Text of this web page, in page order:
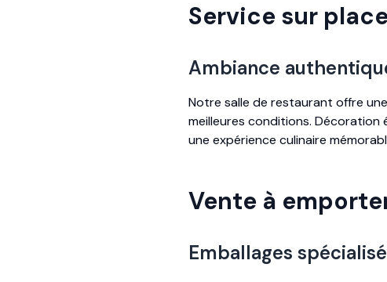
Service sur
Ambiance
Notre salle de restaurant offre
meilleures conditions. Décoration
une expérience culinaire
Vente à
Emballages